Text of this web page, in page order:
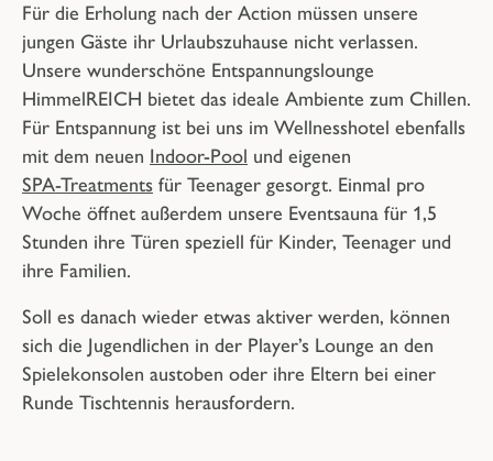
Für die Erholung nach der Action müssen unsere
jungen Gäste ihr Urlaubszuhause nicht verlassen.
Unsere wunderschöne Entspannungslounge
HimmelREICH bietet das ideale Ambiente zum Chillen.
Für Entspannung ist bei uns im Wellnesshotel ebenfalls
mit dem neuen Indoor-Pool und eigenen
SPA-Treatments für Teenager gesorgt. Einmal pro
Woche öffnet außerdem unsere Eventsauna für 1,5
Stunden ihre Türen speziell für Kinder, Teenager und
ihre Familien.
Soll es danach wieder etwas aktiver werden, können
sich die Jugendlichen in der Player’s Lounge an den
Spielekonsolen austoben oder ihre Eltern bei einer
Runde Tischtennis herausfordern.